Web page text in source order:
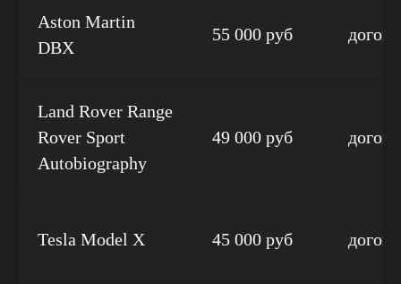
Aston Martin
DBX
55 000 руб
Land Rover Range
Rover Sport
Autobiography
49 000 руб
Tesla Model X 45 000 руб